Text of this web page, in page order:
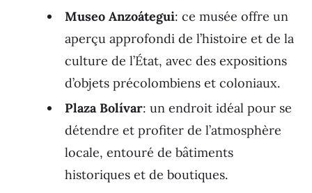
Museo Anzoátegui: ce musée offre un
aperçu approfondi de l’histoire et de la
culture de l’État, avec des expositions
d’objets précolombiens et coloniaux.
Plaza Bolívar: un endroit idéal pour se
détendre et profiter de l’atmosphère
locale, entouré de bâtiments
historiques et de boutiques.